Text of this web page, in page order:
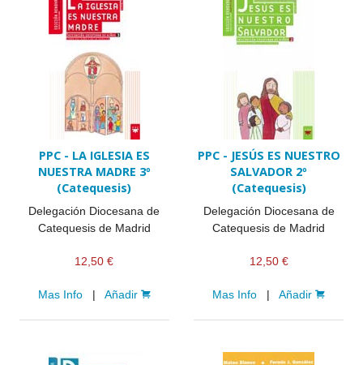
PPC - LA IGLESIA ES
NUESTRA MADRE 3º
(Catequesis)
Delegación Diocesana de
Catequesis de Madrid
12,50 €
Mas Info| Añadir
PPC - JESÚS ES NUESTRO
SALVADOR 2º
(Catequesis)
Delegación Diocesana de
Catequesis de Madrid
12,50 €
Mas Info |Añadir